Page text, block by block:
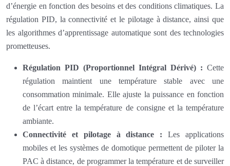
d’énergie en fonction des besoins et des conditions climatiques. La
régulation PID, la connectivité et le pilotage à distance, ainsi que
les algorithmes d’apprentissage automatique sont des technologies
prometteuses.
Régulation PID (Proportionnel Intégral Dérivé) : Cette
régulation maintient une température stable avec une
consommation minimale. Elle ajuste la puissance en fonction
de l’écart entre la température de consigne et la température
ambiante.
Connectivité et pilotage à distance :Les applications
mobiles et les systèmes de domotique permettent de piloter la
PAC à distance, de programmer la température et de surveiller